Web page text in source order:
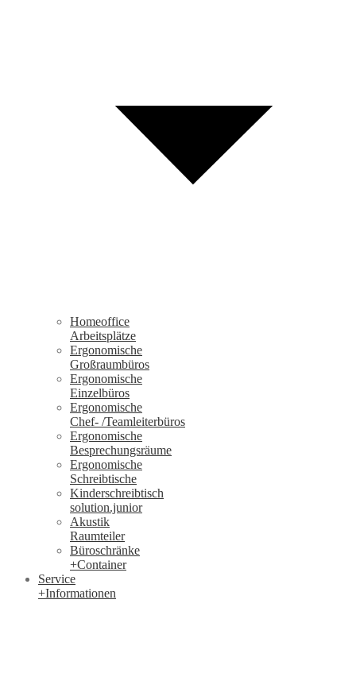
Homeoffice
Arbeitsplätze
Ergonomische
Großraumbüros
Ergonomische
Einzelbüros
Ergonomische
Chef- /Teamleiterbüros
Ergonomische
Besprechungsräume
Ergonomische
Schreibtische
Kinderschreibtisch
solution.junior
Akustik
Raumteiler
Büroschränke
+Container
Service
+Informationen